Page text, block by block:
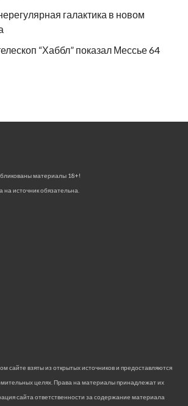
галактика в новом
“Хаббл” показал Мессье 64
материалы 18+!
источник обязательна.
сайте взяты из открытых источников и предоставляются
целях. Права на материалы принадлежат их
сайта ответственности за содержание материала